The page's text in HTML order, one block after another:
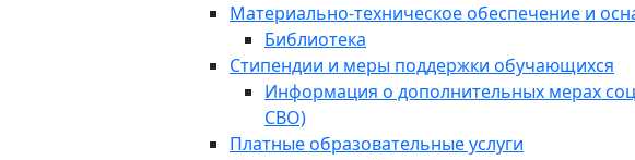
Материально-техническое обеспечение и
Библиотека
Стипендии и меры поддержки обучающихся
Информация о дополнительных мерах
СВО)
Платные образовательные услуги